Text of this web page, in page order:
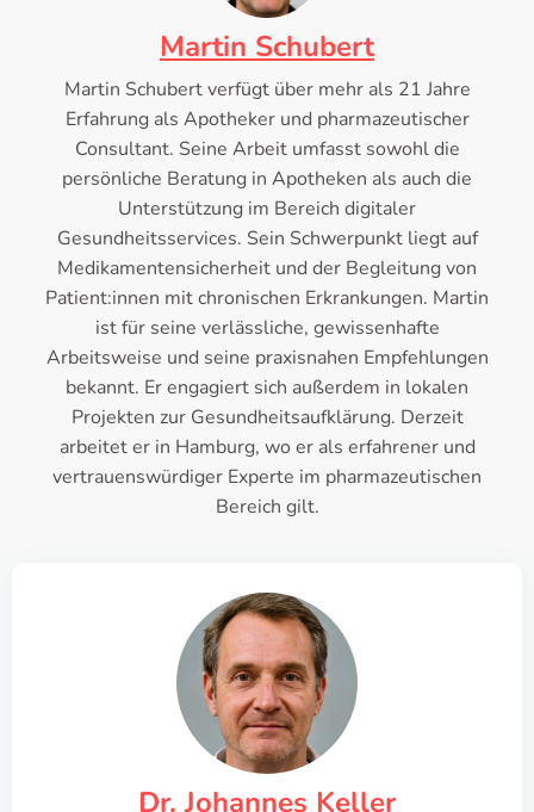
Martin Schubert
Martin Schubert verfügt über mehr als 21 Jahre
Erfahrung als Apotheker und pharmazeutischer
Consultant. Seine Arbeit umfasst sowohl die
persönliche Beratung in Apotheken als auch die
Unterstützung im Bereich digitaler
Gesundheitsservices. Sein Schwerpunkt liegt auf
Medikamentensicherheit und der Begleitung von
Patient:innen mit chronischen Erkrankungen. Martin
ist für seine verlässliche, gewissenhafte
Arbeitsweise und seine praxisnahen Empfehlungen
bekannt. Er engagiert sich außerdem in lokalen
Projekten zur Gesundheitsaufklärung. Derzeit
arbeitet er in Hamburg, wo er als erfahrener und
vertrauenswürdiger Experte im pharmazeutischen
Bereich gilt.
Dr. Johannes Keller